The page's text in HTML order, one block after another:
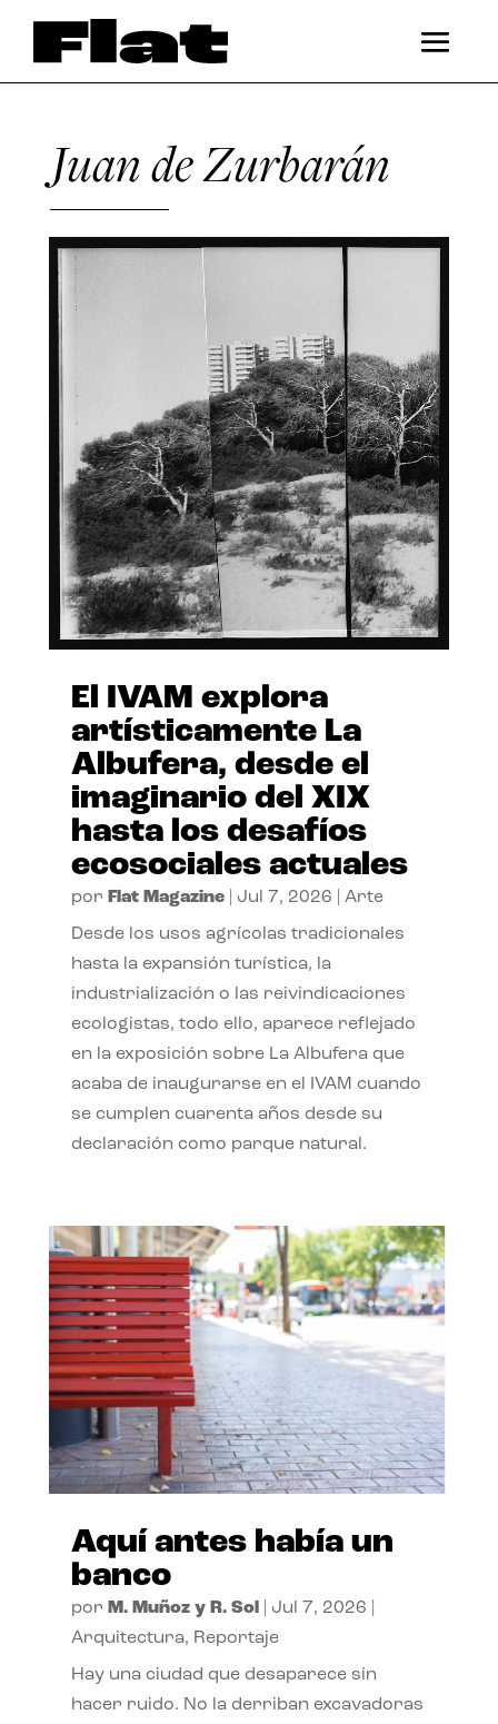
Juan de Zurbarán
El IVAM explora
artísticamente La
Albufera, desde el
imaginario del XIX
hasta los desafíos
ecosociales actuales
por Flat Magazine| Jul 7, 2026 Arte
Desde los usos agrícolas tradicionales
hasta la expansión turística, la
industrialización o las reivindicaciones
ecologistas, todo ello, aparece reflejado
en la exposición sobre La Albufera que
acaba de inaugurarse en el IVAM cuando
se cumplen cuarenta años desde su
declaración como parque natural.
Aquí antes había un
banco
por M. Muñoz y R. Sol Jul 7, 2026
Arquitectura, Reportaje
Hay una ciudad que desaparece sin
hacer ruido. No la derriban excavadoras